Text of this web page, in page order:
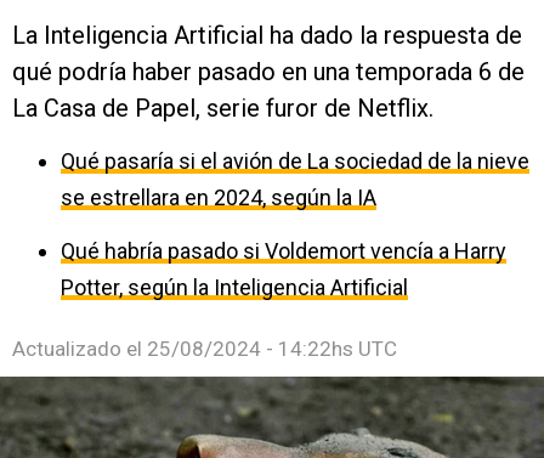
La Inteligencia Artificial ha dado la respuesta de
qué podría haber pasado en una temporada 6 de
La Casa de Papel, serie furor de Netflix.
Qué pasaría si el avión de La sociedad de la nieve
se estrellara en 2024, según la IA
Qué habría pasado si Voldemort vencía a Harry
Potter, según la Inteligencia Artificial
Actualizado el 25/08/2024 - 14:22hs UTC